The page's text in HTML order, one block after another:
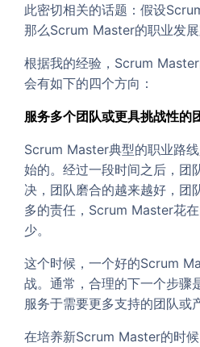
此密切相关的话题：假设
那么Scrum Master的职业发展
根据我的经验，Scrum
会有如下的四个方向：
服务多个团队或更具挑战性的
Scrum Master典型的职业路
始的。经过一段时间之后，团
决，团队磨合的越来越好，团
多的责任，Scrum Master花
少。
这个时候，一个好的Scrum
战。通常，合理的下一个步骤
服务于需要更多支持的团队或
在培养新Scrum Master的时